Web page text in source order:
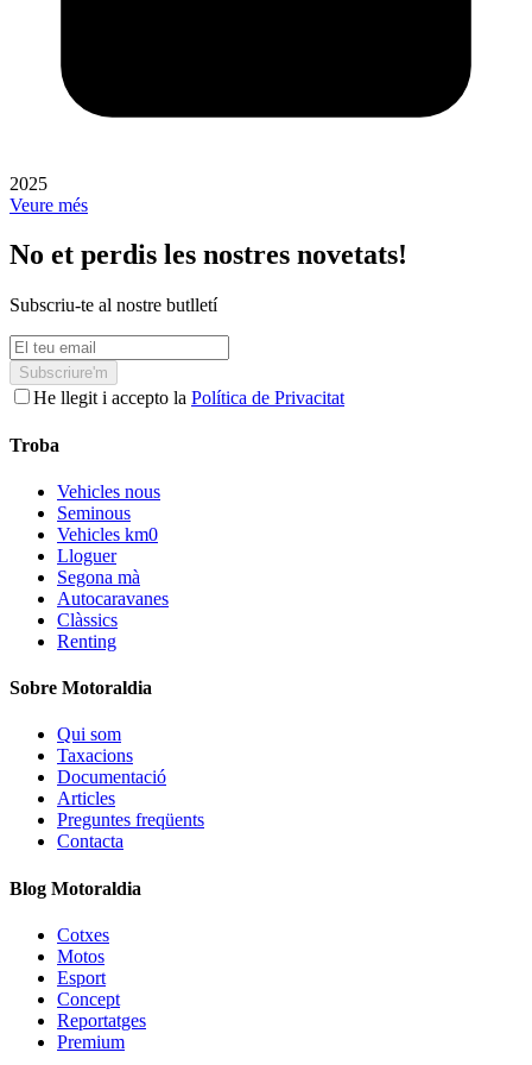
2025
Veure més
No et perdis les nostres novetats!
Subscriu-te al nostre butlletí
Subscriure'm
He llegit i accepto la Política de Privacitat
Troba
Vehicles nous
Seminous
Vehicles km0
Lloguer
Segona mà
Autocaravanes
Clàssics
Renting
Sobre Motoraldia
Qui som
Taxacions
Documentació
Articles
Preguntes freqüents
Contacta
Blog Motoraldia
Cotxes
Motos
Esport
Concept
Reportatges
Premium